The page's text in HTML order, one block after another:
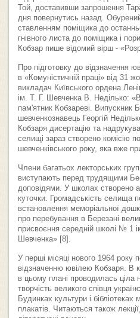
Той, доставивши запрошення
дня повернутись назад.
ставленням поміщика до
гнівного листа до поміщика і
Кобзар пише відомий вірш -
Про підготовку до відзначення
в «Комуністичній праці» від 31
викладач Київського ордена
ім. Т. Г. Шевченка В. Неділько:
пам'ятник Кобзареві. Випускник
шевченкознавець Георгій
Кобзаря дисертацію та
селищі зараз створено комісію
шевченківського року, яка вже
Члени багатьох лекторських
виступають перед трудящими
доповідями. У школах створено
куточки. Громадськість селища
встановлення меморіальної
про перебування в Березані
присвоєння середній школі № 1
Шевченка» [8].
У перші місяці нового 1964 року
відзначенню ювілею Кобзаря. В
в цьому плані проводилась ціла
творчість великого співця
Будинках культури і
плакатів. Читаються також